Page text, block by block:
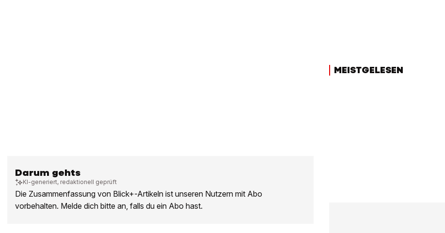
Darum gehts
KI-generiert, redaktionell geprüft
Die Zusammenfassung von Blick+-Artikeln ist unseren Nutzern mit Abo
vorbehalten. Melde dich bitte an, falls du ein Abo hast.
MEISTGELESEN